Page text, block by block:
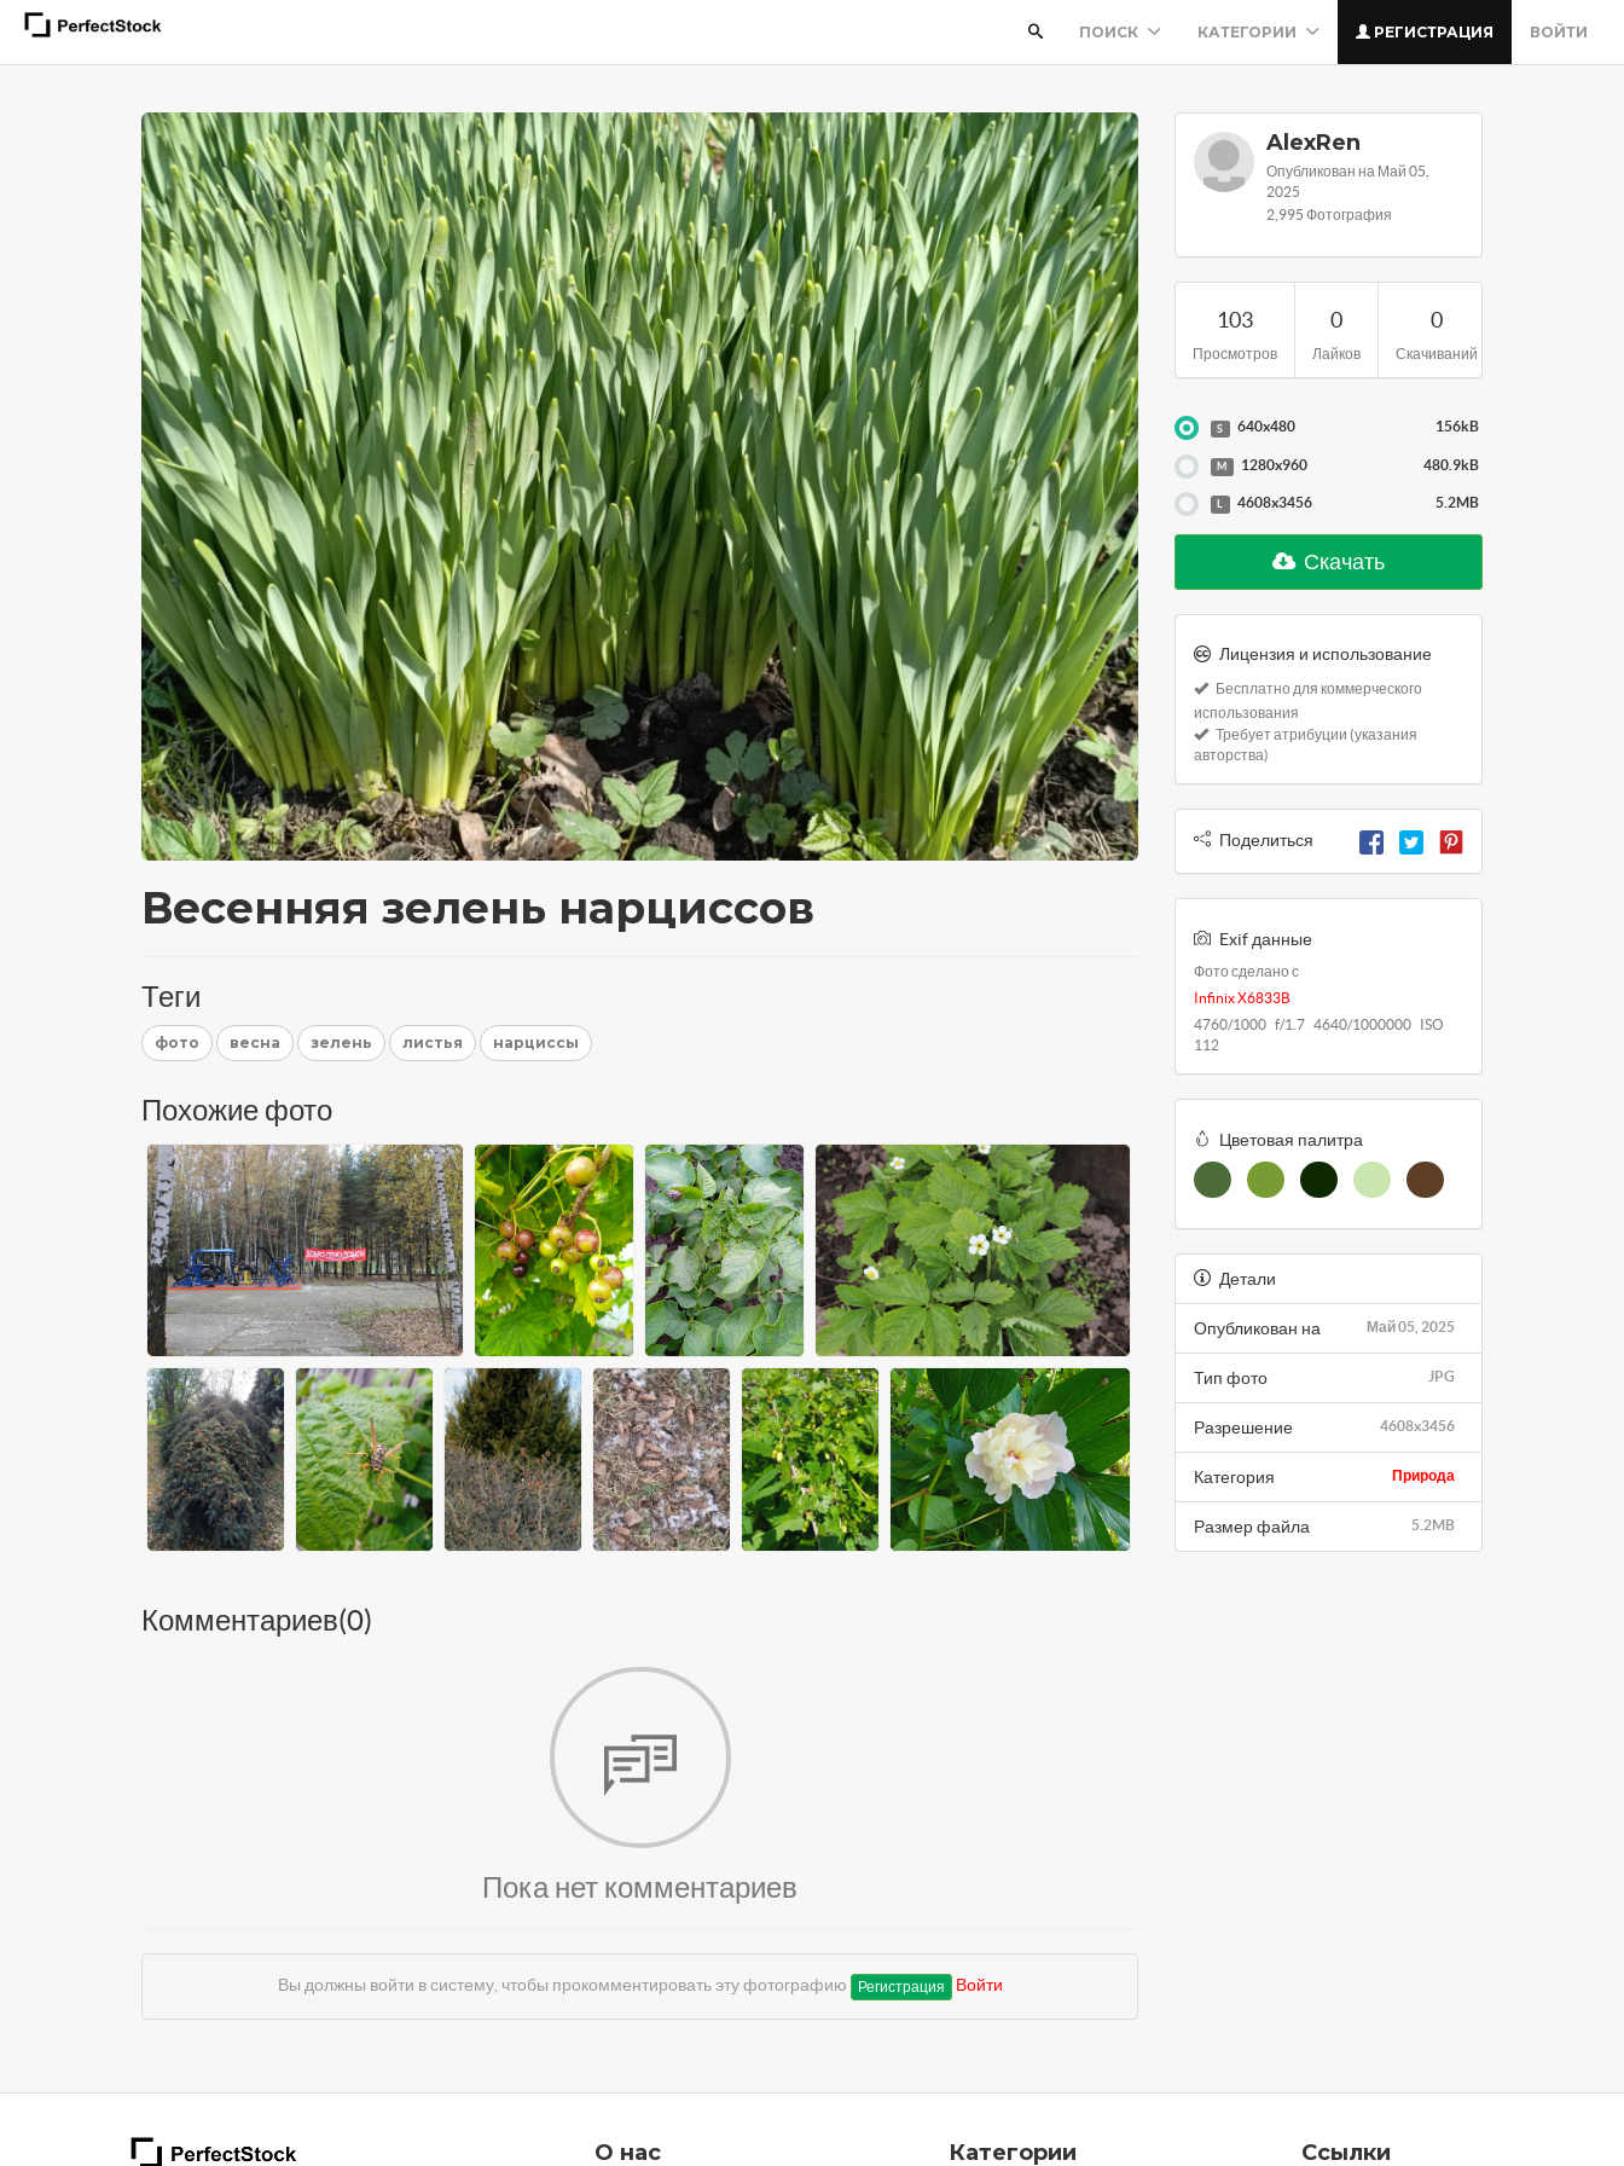
ПОИСК КАТЕГОРИИ РЕГИСТРАЦИЯ ВОЙТИ
Весенняя зелень нарциссов
Теги
фото весна зелень листья нарциссы
Похожие фото
Комментариев(0)
Пока нет комментариев
Вы должны войти в систему, чтобы прокомментировать эту фотографию Регистрация Войти
AlexRen
Опубликован на Май 05,
2025
2,995 Фотография
103
Просмотров
0
Лайков
0
Скачиваний
S 640x480 156kB
M 1280x960 480.9kB
L 4608x3456 5.2MB
Скачать
Лицензия и использование
Бесплатно для коммерческого
использования
Требует атрибуции (указания
авторства)
Поделиться
Exif данные
Фото сделано с
Infinix X6833B
4760/1000 f/1.7 4640/1000000 ISO
112
Цветовая палитра
Детали
Май 05, 2025
Опубликован на
JPG
Тип фото
4608x3456
Разрешение
Природа
Категория
5.2MB
Размер файла
О нас Категории Ссылки